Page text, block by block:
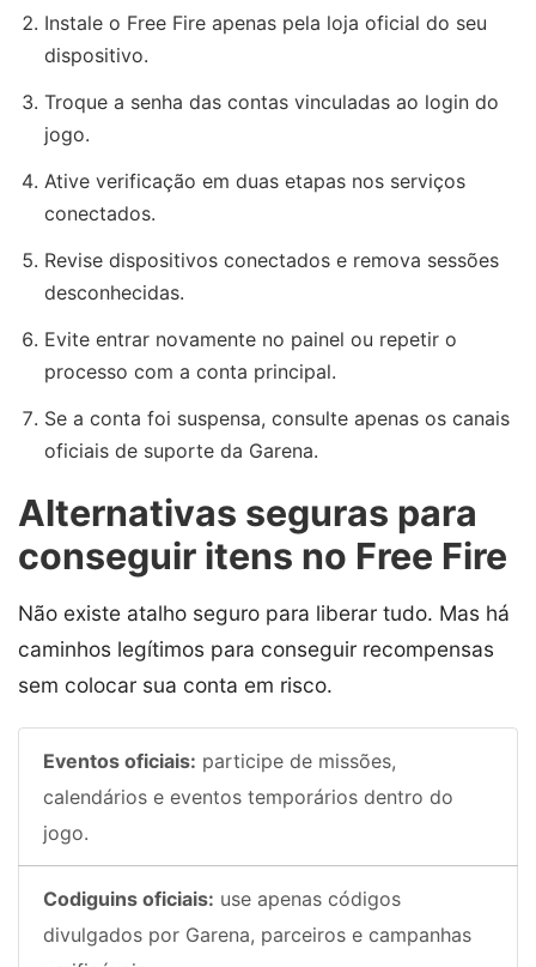
Instale o Free Fire apenas pela loja oficial do seu
dispositivo.
Troque a senha das contas vinculadas ao login do
jogo.
Ative verificação em duas etapas nos serviços
conectados.
Revise dispositivos conectados e remova sessões
desconhecidas.
Evite entrar novamente no painel ou repetir o
processo com a conta principal.
Se a conta foi suspensa, consulte apenas os canais
oficiais de suporte da Garena.
Alternativas seguras para
conseguir itens no Free Fire
Não existe atalho seguro para liberar tudo. Mas há
caminhos legítimos para conseguir recompensas
sem colocar sua conta em risco.
Eventos oficiais: participe de missões,
calendários e eventos temporários dentro do
jogo.
Codiguins oficiais: use apenas códigos
divulgados por Garena, parceiros e campanhas